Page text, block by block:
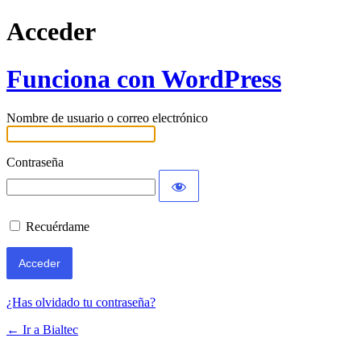
Acceder
Funciona con WordPress
Nombre de usuario o correo electrónico
Contraseña
Recuérdame
¿Has olvidado tu contraseña?
← Ir a Bialtec